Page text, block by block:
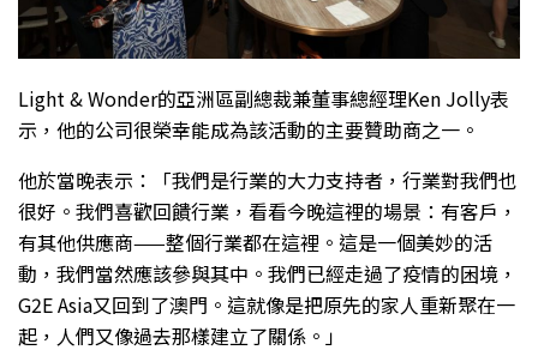
Light & Wonder的亞洲區副總裁兼董事總經理Ken Jolly表
示，他的公司很榮幸能成為該活動的主要贊助商之一。
他於當晚表示：「我們是行業的大力支持者，行業對我們也
很好。我們喜歡回饋行業，看看今晚這裡的場景：有客戶，
有其他供應商——整個行業都在這裡。這是一個美妙的活
動，我們當然應該參與其中。我們已經走過了疫情的困境，
G2E Asia又回到了澳門。這就像是把原先的家人重新聚在一
起，人們又像過去那樣建立了關係。」